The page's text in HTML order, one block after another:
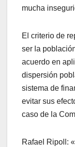
mucha
El criterio de
ser la
acuerdo en
dispersión
sistema de
evitar sus
caso de la
Rafael Ripoll: